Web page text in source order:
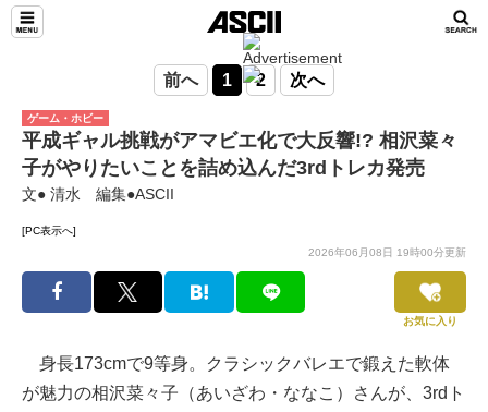
前へ 1 2 次へ
ゲーム・ホビー
平成ギャル挑戦がアマビエ化で大反響!? 相沢菜々
子がやりたいことを詰め込んだ3rdトレカ発売
文● 清水 編集●ASCII
[PC表示へ]
2026年06月08日 19時00分更新
お気に入り
身長173cmで9等身。クラシックバレエで鍛えた軟体
が魅力の相沢菜々子（あいざわ・ななこ）さんが、3rdト